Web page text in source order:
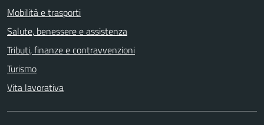
Mobilità e trasporti
Salute, benessere e assistenza
Tributi, finanze e contravvenzioni
Turismo
Vita lavorativa